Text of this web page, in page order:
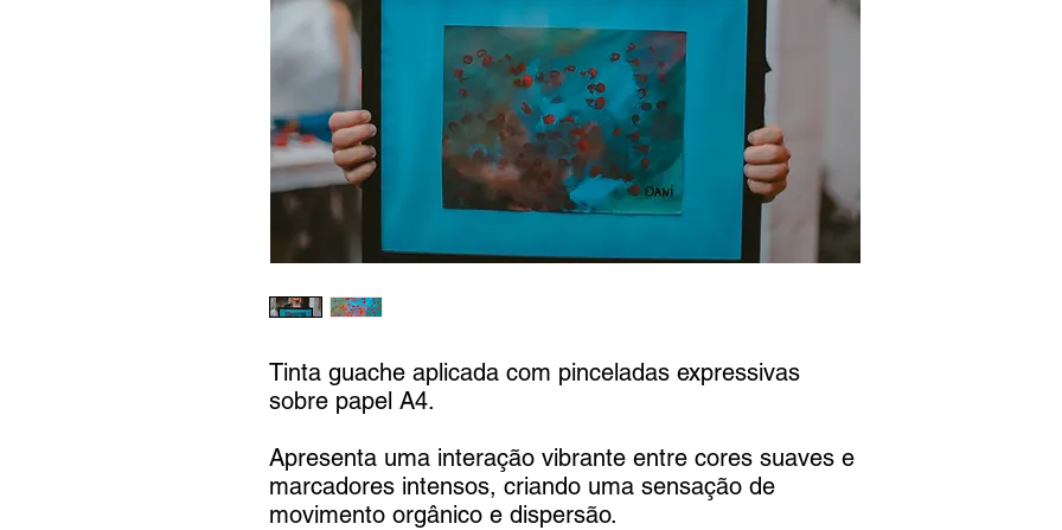
Tinta guache aplicada com pinceladas expressivas
sobre papel A4.
Apresenta uma interação vibrante entre cores suaves e
marcadores intensos, criando uma sensação de
movimento orgânico e dispersão.